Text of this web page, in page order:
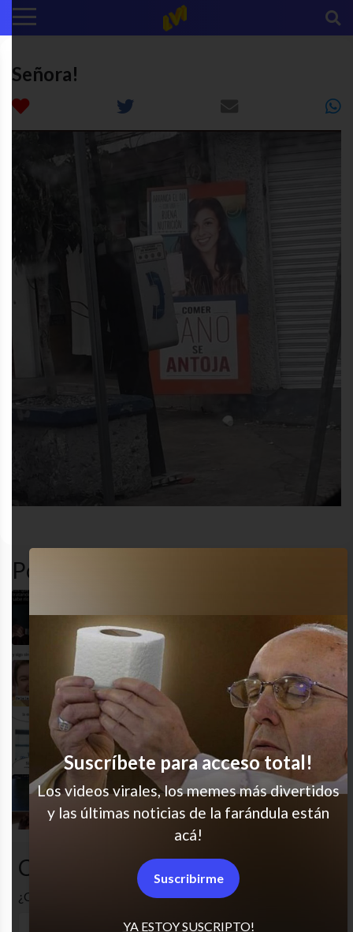
Señora!
Popular en LVI
Delicioso
Me pasa un montón
La vida misma
Nada lo dejan hacer!
Comentarios
¿Cuál es tu opinión? Comenta!
YA ESTOY SUSCRIPTO!
Suscríbete para acceso total!
Los videos virales, los memes más divertidos
y las últimas noticias de la farándula están
acá!
Suscribirme